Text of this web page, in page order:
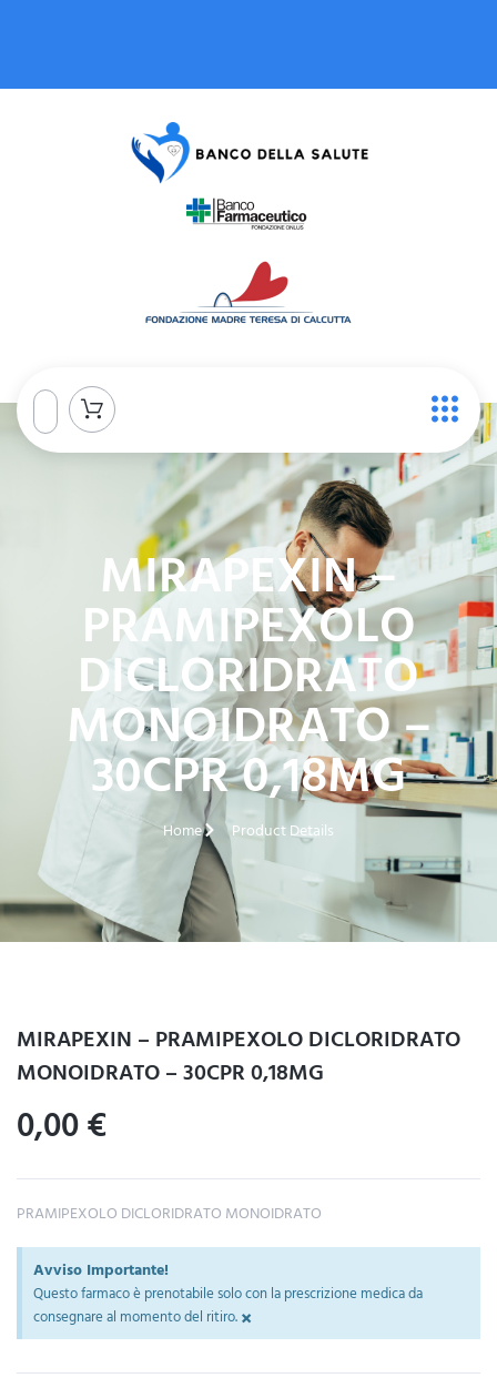
MIRAPEXIN –
PRAMIPEXOLO
DICLORIDRATO
MONOIDRATO –
30CPR 0,18MG
Home Product Details
MIRAPEXIN – PRAMIPEXOLO DICLORIDRATO
MONOIDRATO – 30CPR 0,18MG
0,00€
PRAMIPEXOLO DICLORIDRATO MONOIDRATO
Avviso Importante!
Questo farmaco è prenotabile solo con la prescrizione medica da
consegnare al momento del ritiro.×